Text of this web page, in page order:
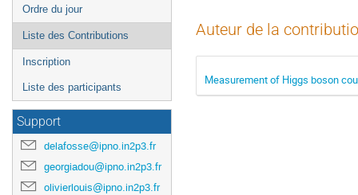
Ordre du jour
Liste des Contributions
Inscription
Liste des participants
Support
delafosse@ipno.in2p3.fr
georgiadou@ipno.in2p3.fr
olivierlouis@ipno.in2p3.fr
Auteur de la
Measurement of Higgs boson